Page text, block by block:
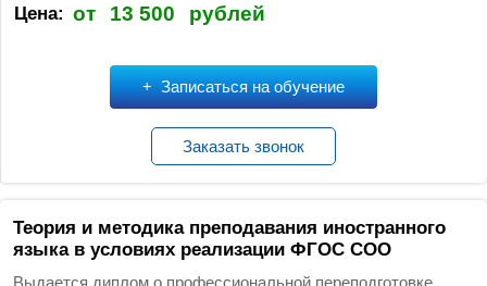
Цена: от 13 500 рублей
Записаться на обучение
Заказать звонок
Теория и методика преподавания иностранного
языка в условиях реализации ФГОС СОО
Выдается диплом о профессиональной переподготовке